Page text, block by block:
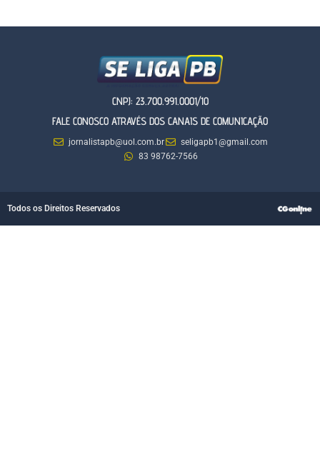
CNPJ: 23.700.991.0001/10
FALE CONOSCO ATRAVÉS DOS CANAIS DE COMUNICAÇÃO
jornalistapb@uol.com.br
seligapb1@gmail.com
83 98762-7566
Todos os Direitos Reservados